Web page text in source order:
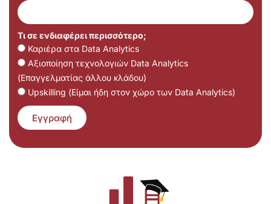
Τι σε ενδιαφέρει περισσότερο;
Καριέρα στα Data Analytics
Αξιοποίηση τεχνολογιών Data Analytics
(Επαγγελματίας άλλου κλάδου)
Upskilling (Είμαι ήδη στον χώρο των Data Analytics)
Εγγραφή